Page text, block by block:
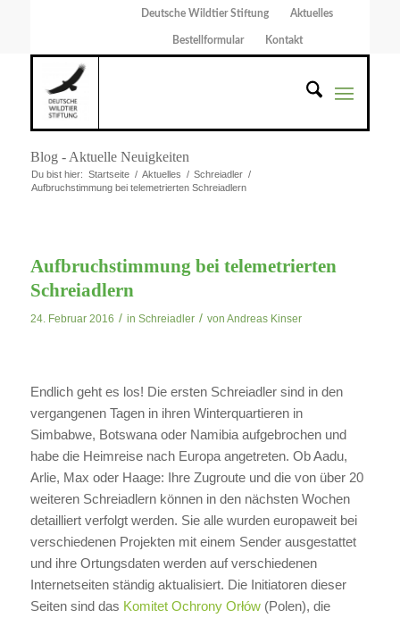
Deutsche Wildtier Stiftung Aktuelles
Bestellformular Kontakt
Blog - Aktuelle Neuigkeiten
Du bist hier: Startseite / Aktuelles / Schreiadler /
Aufbruchstimmung bei telemetrierten Schreiadlern
Aufbruchstimmung bei telemetrierten
Schreiadlern
24. Februar 2016 / in Schreiadler / von Andreas Kinser
Endlich geht es los! Die ersten Schreiadler sind in den
vergangenen Tagen in ihren Winterquartieren in
Simbabwe, Botswana oder Namibia aufgebrochen und
habe die Heimreise nach Europa angetreten. Ob Aadu,
Arlie, Max oder Haage: Ihre Zugroute und die von über 20
weiteren Schreiadlern können in den nächsten Wochen
detailliert verfolgt werden. Sie alle wurden europaweit bei
verschiedenen Projekten mit einem Sender ausgestattet
und ihre Ortungsdaten werden auf verschiedenen
Internetseiten ständig aktualisiert. Die Initiatoren dieser
Seiten sind das Komitet Ochrony Orłów(Polen), die